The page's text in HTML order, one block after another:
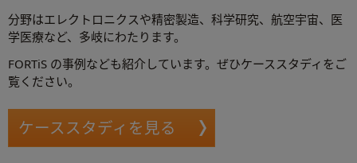
分野はエレクトロニクスや精密製造、科学研究、航空宇宙、医
学医療など、多岐にわたります。
FORTiS の事例なども紹介しています。ぜひケーススタディをご
覧ください。
ケーススタディを見る